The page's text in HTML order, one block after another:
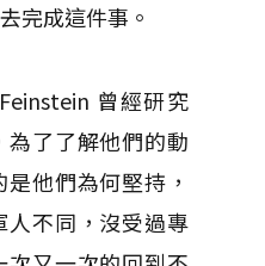
完成這件事。
曾經研究
了了解他們的動
他們為何堅持，
不同，沒受過專